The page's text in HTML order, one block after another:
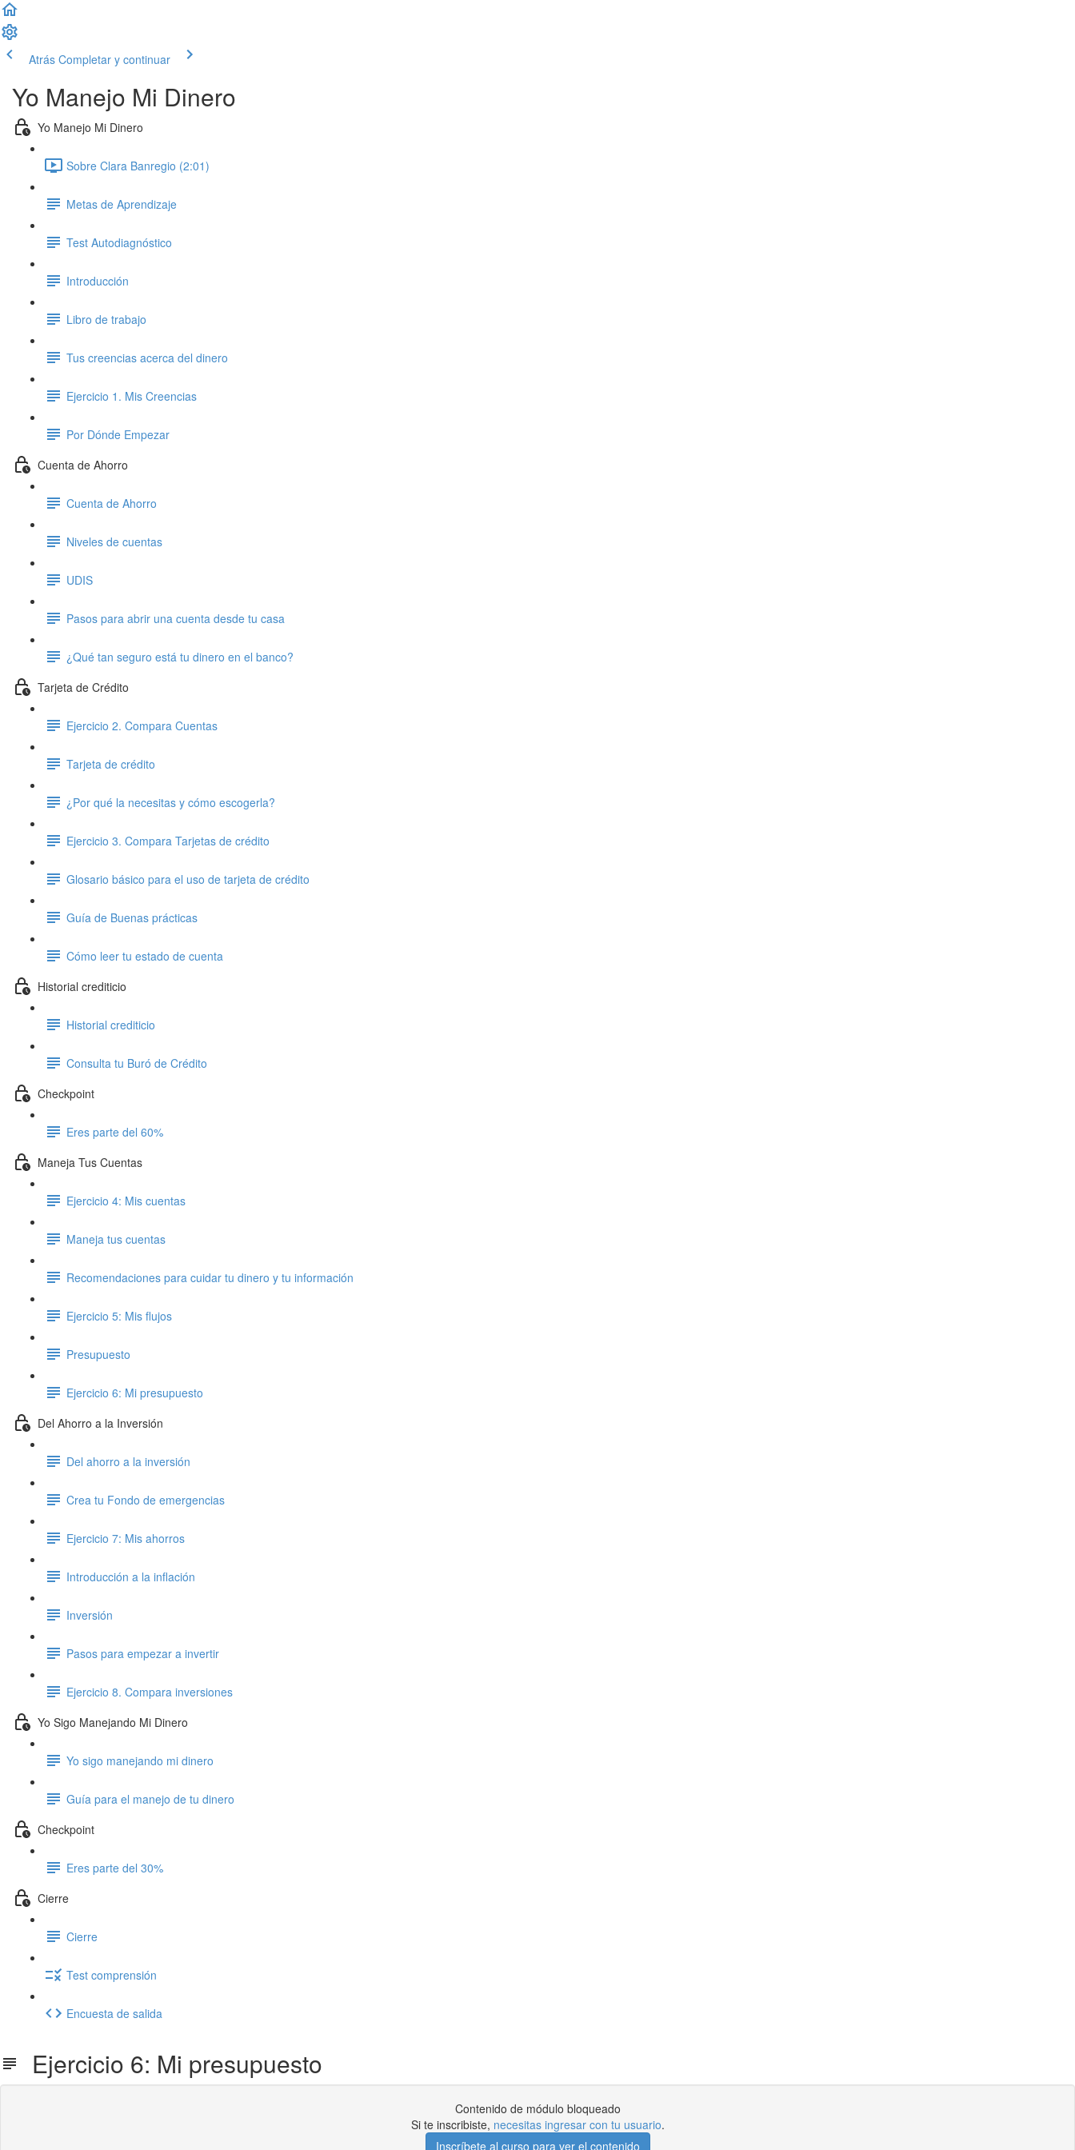
Atrás Completar y continuar
Yo Manejo Mi Dinero
Yo Manejo Mi Dinero
Sobre Clara Banregio (2:01)
Metas de Aprendizaje
Test Autodiagnóstico
Introducción
Libro de trabajo
Tus creencias acerca del dinero
Ejercicio 1. Mis Creencias
Por Dónde Empezar
Cuenta de Ahorro
Cuenta de Ahorro
Niveles de cuentas
UDIS
Pasos para abrir una cuenta desde tu casa
¿Qué tan seguro está tu dinero en el banco?
Tarjeta de Crédito
Ejercicio 2. Compara Cuentas
Tarjeta de crédito
¿Por qué la necesitas y cómo escogerla?
Ejercicio 3. Compara Tarjetas de crédito
Glosario básico para el uso de tarjeta de crédito
Guía de Buenas prácticas
Cómo leer tu estado de cuenta
Historial crediticio
Historial crediticio
Consulta tu Buró de Crédito
Checkpoint
Eres parte del 60%
Maneja Tus Cuentas
Ejercicio 4: Mis cuentas
Maneja tus cuentas
Recomendaciones para cuidar tu dinero y tu información
Ejercicio 5: Mis flujos
Presupuesto
Ejercicio 6: Mi presupuesto
Del Ahorro a la Inversión
Del ahorro a la inversión
Crea tu Fondo de emergencias
Ejercicio 7: Mis ahorros
Introducción a la inflación
Inversión
Pasos para empezar a invertir
Ejercicio 8. Compara inversiones
Yo Sigo Manejando Mi Dinero
Yo sigo manejando mi dinero
Guía para el manejo de tu dinero
Checkpoint
Eres parte del 30%
Cierre
Cierre
Test comprensión
Encuesta de salida
Ejercicio 6: Mi presupuesto
Contenido de módulo bloqueado
Si te inscribiste, necesitas ingresar con tu usuario.
Inscríbete al curso para ver el contenido